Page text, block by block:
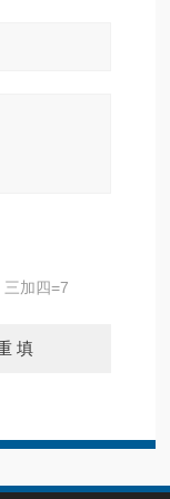
加四=7